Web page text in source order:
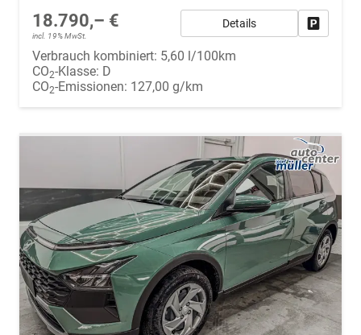
18.790,– €
incl. 19% MwSt.
Details
Verbrauch kombiniert: 5,60 l/100km
CO2-Klasse: D
CO2-Emissionen: 127,00 g/km